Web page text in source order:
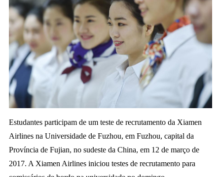
Estudantes participam de um teste de recrutamento da Xiamen
Airlines na Universidade de Fuzhou, em Fuzhou, capital da
Província de Fujian, no sudeste da China, em 12 de março de
2017. A Xiamen Airlines iniciou testes de recrutamento para